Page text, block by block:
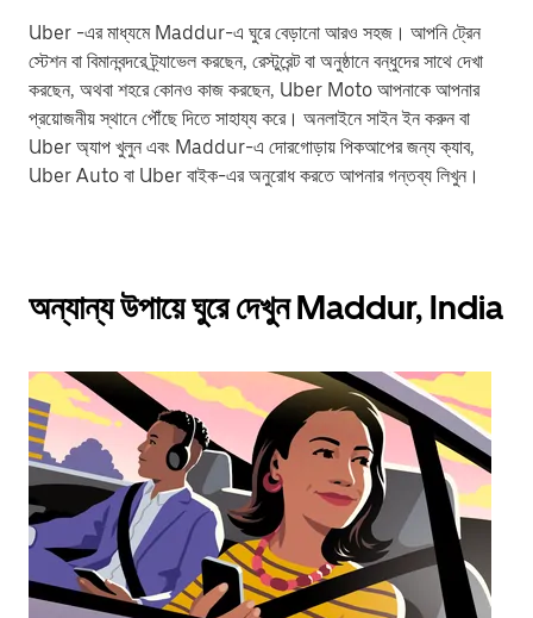
Uber -এর মাধ্যমে Maddur-এ ঘুরে বেড়ানো আরও সহজ। আপনি ট্রেন
স্টেশন বা বিমানবন্দরে ট্র্যাভেল করছেন, রেস্টুরেন্ট বা অনুষ্ঠানে বন্ধুদের সাথে দেখা
করছেন, অথবা শহরে কোনও কাজ করছেন, Uber Moto আপনাকে আপনার
প্রয়োজনীয় স্থানে পৌঁছে দিতে সাহায্য করে। অনলাইনে সাইন ইন করুন বা
Uber অ্যাপ খুলুন এবং Maddur-এ দোরগোড়ায় পিকআপের জন্য ক্যাব,
Uber Auto বা Uber বাইক-এর অনুরোধ করতে আপনার গন্তব্য লিখুন।
অন্যান্য উপায়ে ঘুরে দেখুন Maddur, India